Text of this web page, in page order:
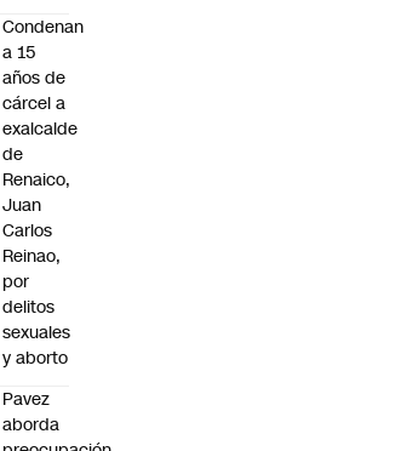
Condenan
a 15
años de
cárcel a
exalcalde
de
Renaico,
Juan
Carlos
Reinao,
por
delitos
sexuales
y aborto
Pavez
aborda